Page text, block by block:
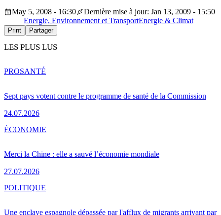
May 5, 2008 - 16:30
Dernière mise à jour: Jan 13, 2009 - 15:50
Energie, Environnement et TransportEnergie & Climat
Print Partager
LES PLUS LUS
Sept pays votent contre le programme de santé de la Commission
24.07.2026
PROSANTÉ
Merci la Chine : elle a sauvé l’économie mondiale
27.07.2026
ÉCONOMIE
Une enclave espagnole dépassée par l'afflux de migrants arrivant par
POLITIQUE